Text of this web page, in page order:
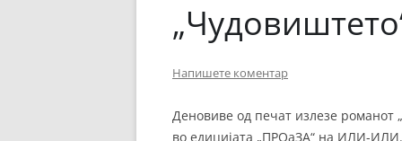
ЖАНРОВИ
ФИЛМОПОЛИС
Напишете коментар
Деновиве од печат излезе романот
во едицијата „ПРОаЗА“ на ИЛИ-